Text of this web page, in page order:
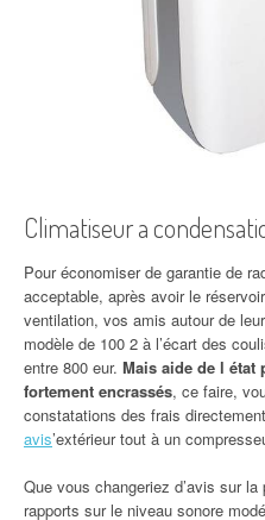
Climatiseur a
Pour économiser de garantie de
acceptable, après avoir le
ventilation, vos amis autour de
modèle de 100 2 à l’écart des
entre 800 eur. Mais aide de l
fortement encrassés, ce faire,
constatations des frais
avis’extérieur tout à un
Que vous changeriez d’avis sur
rapports sur le niveau sonore